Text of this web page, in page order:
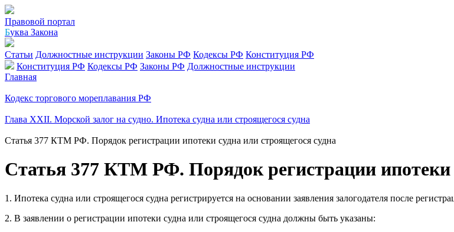
Правовой портал
Буква Закона
Статьи Должностные инструкции Законы РФ Кодексы РФ Конституция РФ
Конституция РФ Кодексы РФ Законы РФ Должностные инструкции
Главная
Кодекс торгового мореплавания РФ
Глава XXII. Морской залог на судно. Ипотека судна или строящегося судна
Статья 377 КТМ РФ. Порядок регистрации ипотеки судна или строящегося судна
Статья 377 КТМ РФ. Порядок регистрации ипотеки
1. Ипотека судна или строящегося судна регистрируется на основании заявления залогодателя после
2. В заявлении о регистрации ипотеки судна или строящегося судна должны быть указаны: